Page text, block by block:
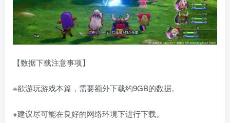
【数据下载注意事项】
※欲游玩游戏本篇，需要额外下载约9GB的数据。
※建议尽可能在良好的网络环境下进行下载。